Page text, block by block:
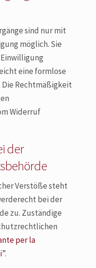
sind nur mit
möglich. Sie
eine formlose
Die Rechtmäßigkeit
Widerruf
der
Verstöße steht
bei der
zu. Zuständige
per la
”.